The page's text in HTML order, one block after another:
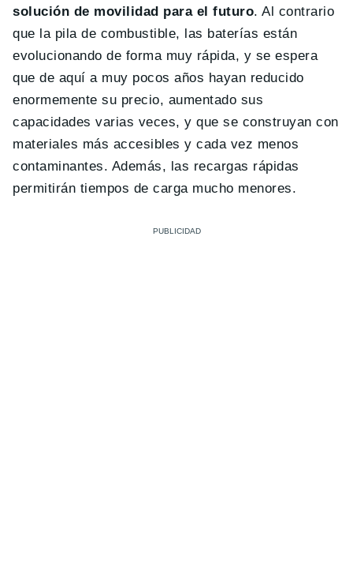
solución de movilidad para el futuro. Al contrario
que la pila de combustible, las baterías están
evolucionando de forma muy rápida, y se espera
que de aquí a muy pocos años hayan reducido
enormemente su precio, aumentado sus
capacidades varias veces, y que se construyan con
materiales más accesibles y cada vez menos
contaminantes. Además, las recargas rápidas
permitirán tiempos de carga mucho menores.